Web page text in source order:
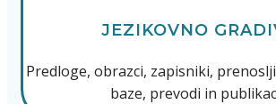
JEZIKOVNO
Predloge, obrazci, zapisniki,
baze, prevodi in